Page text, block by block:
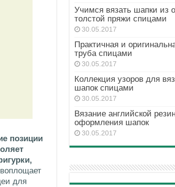
позиции
для
Учимся вязать шапки из
толстой пряжи спицами
30.05.2017
Практичная и
труба спицами
30.05.2017
Коллекция узоров для
шапок спицами
30.05.2017
Вязание английской
оформления шапок
30.05.2017